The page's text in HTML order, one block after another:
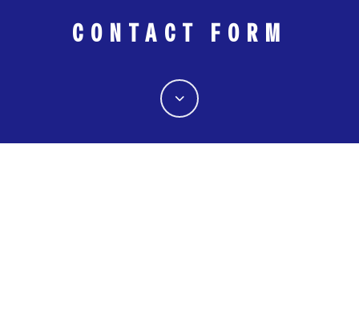
CONTACT FORM